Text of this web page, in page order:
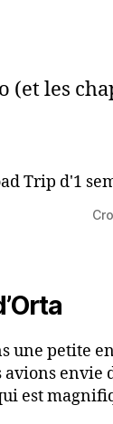
(et les
une petite
envie
est